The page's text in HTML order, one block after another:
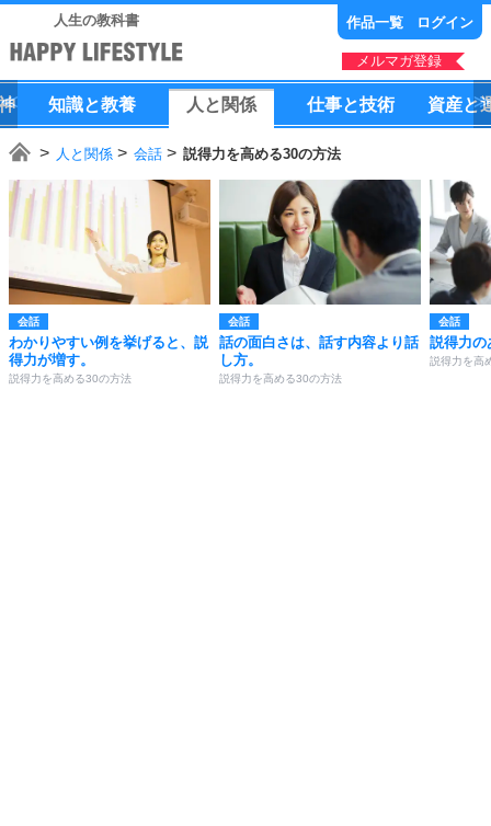
人生の教科書 作品一覧 ログイン
メルマガ登録
知識と教養 人 と 関係 仕事と技術 資産と
人と関係 会話 説得力を高める30の方法
会話
わかりやすい例を挙げると、説
得力が増す。
説得力を高める30の方法
会話
話の面白さは、話す内容より話
し方。
説得力を高める30の方法
会話
説得力の
説得力を高